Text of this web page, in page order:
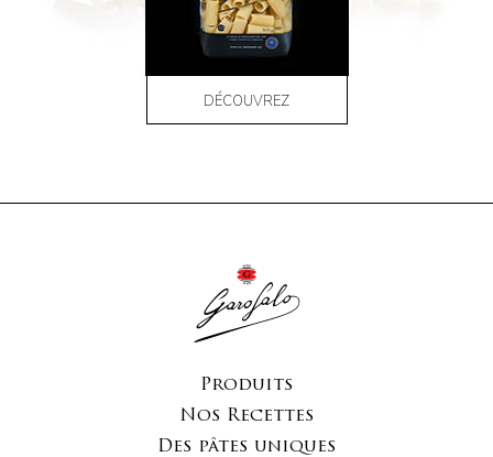
DÉCOUVREZ
Produits
Nos Recettes
Des pâtes uniques